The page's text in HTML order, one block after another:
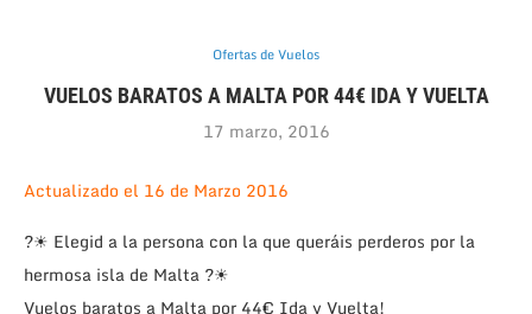
Ofertas de Vuelos
VUELOS BARATOS A MALTA POR 44€ IDA Y VUELTA
17 marzo, 2016
Actualizado el 16 de Marzo 2016
?☀ Elegid a la persona con la que queráis perderos por la
hermosa isla de Malta ?☀
Vuelos baratos a Malta por 44€ Ida y Vuelta!